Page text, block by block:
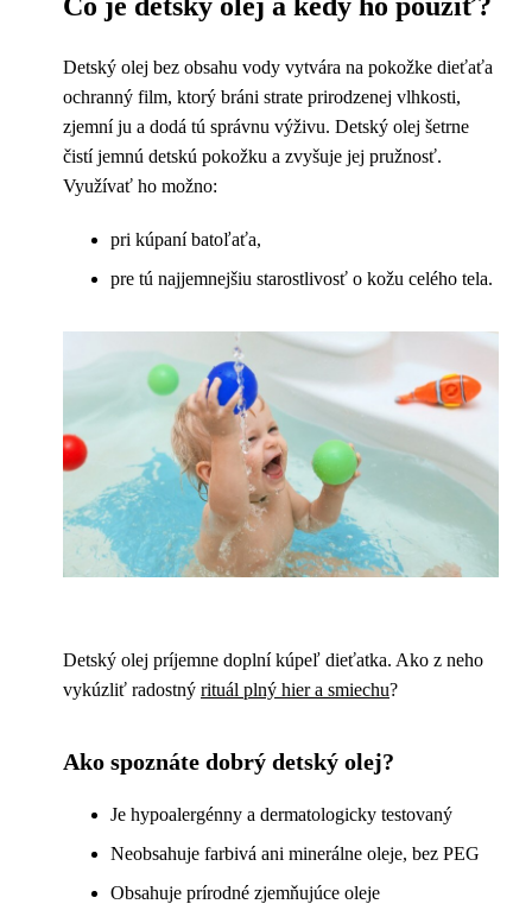
Čo je detský olej a kedy ho použiť?
Detský olej bez obsahu vody vytvára na pokožke dieťaťa
ochranný film, ktorý bráni strate prirodzenej vlhkosti,
zjemní ju a dodá tú správnu výživu. Detský olej šetrne
čistí jemnú detskú pokožku a zvyšuje jej pružnosť.
Využívať ho možno:
pri kúpaní batoľaťa,
pre tú najjemnejšiu starostlivosť o kožu celého tela.
Detský olej príjemne doplní kúpeľ dieťatka. Ako z neho
vykúzliť radostný rituál plný hier a smiechu?
Ako spoznáte dobrý detský olej?
Je hypoalergénny a dermatologicky testovaný
Neobsahuje farbivá ani minerálne oleje, bez PEG
Obsahuje prírodné zjemňujúce oleje